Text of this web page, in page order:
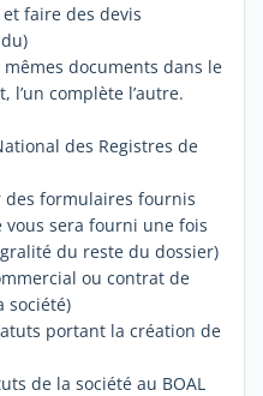
faire des devis
documents dans le
complète l’autre.
des Registres de
des formulaires fournis
vous sera fourni une fois
du reste du dossier)
ou contrat de
société)
portant la création de
de la société au BOAL